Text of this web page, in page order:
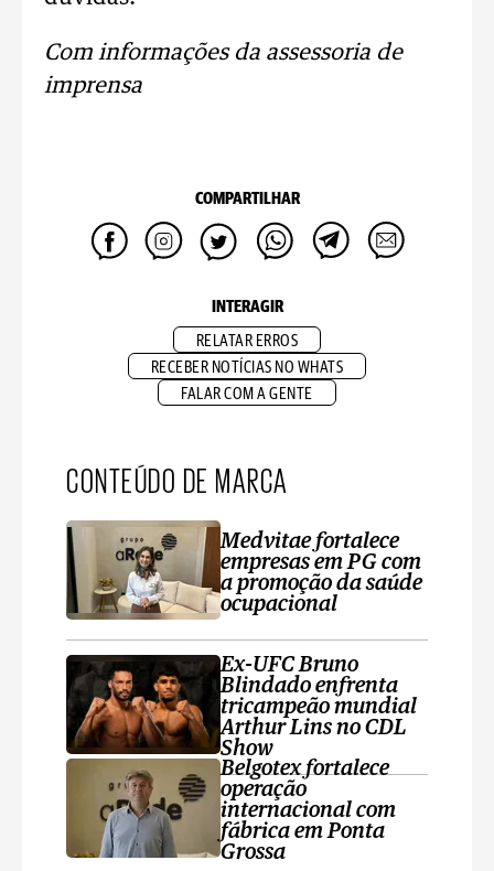
Com informações da assessoria de
imprensa
COMPARTILHAR
INTERAGIR
RELATAR ERROS
RECEBER NOTÍCIAS NO WHATS
FALAR COM A GENTE
CONTEÚDO DE MARCA
Medvitae fortalece
empresas em PG com
a promoção da saúde
ocupacional
Ex-UFC Bruno
Blindado enfrenta
tricampeão mundial
Arthur Lins no CDL
Show
Belgotex fortalece
operação
internacional com
fábrica em Ponta
Grossa